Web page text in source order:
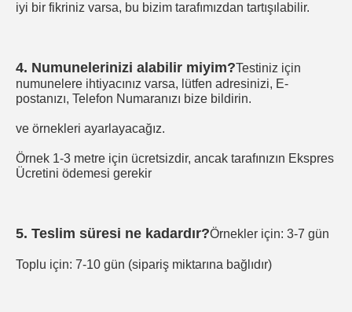
iyi bir fikriniz varsa, bu bizim tarafımızdan tartışılabilir.
4. Numunelerinizi alabilir miyim?Testiniz için
numunelere ihtiyacınız varsa, lütfen adresinizi, E-
postanızı, Telefon Numaranızı bize bildirin.
ve örnekleri ayarlayacağız.
Örnek 1-3 metre için ücretsizdir, ancak tarafınızın Ekspres
Ücretini ödemesi gerekir
5. Teslim süresi ne kadardır?Örnekler için: 3-7 gün
Toplu için: 7-10 gün (sipariş miktarına bağlıdır)